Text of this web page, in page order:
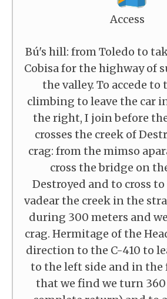
Access
Bú's hill: from Toledo to
Cobisa for the highway of
the valley. To accede to
climbing to leave the car
the right, I join before
crosses the creek of
crag: from the mimso
cross the bridge on
Destroyed and to cross
vadear the creek in the
during 300 meters and
crag. Hermitage of the
direction to the C-410 to
to the left side and in
that we find we turn